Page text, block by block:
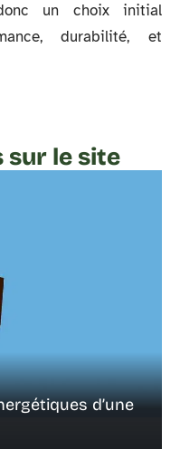
un choix initial
durabilité, et
sur le site
d’une